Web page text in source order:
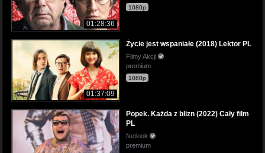
01:28:36
1080p
01:37:09
Życie jest wspaniałe (2018) Lektor PL
Filmy Akcji
premium
1080p
Popek. Każda z blizn (2022) Cały film
PL
Netlook
premium